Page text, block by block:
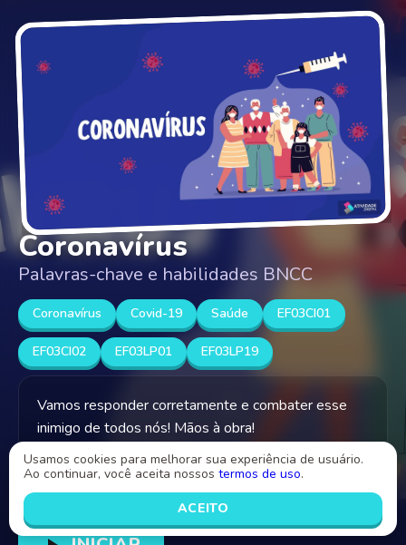
Coronavírus
Palavras-chave e habilidades BNCC
Coronavírus Covid-19 Saúde EF03CI01
EF03CI02 EF03LP01 EF03LP19
Vamos responder corretamente e combater esse
inimigo de todos nós! Mãos à obra!
Criado por
Abrir Canal
Usamos cookies para melhorar sua experiência de usuário.
Ao continuar, você aceita nossos termos de uso.
ACEITO